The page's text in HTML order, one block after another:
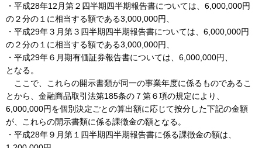
・平成28年12月第２四半期四半期報告書については、6,000,000円
の２分の１に相当する額である3,000,000円、
・平成29年３月第３四半期四半期報告書については、6,000,000円
の２分の１に相当する額である3,000,000円、
・平成29年６月期有価証券報告書については、6,000,000円、
となる。
ここで、これらの開示書類が同一の事業年度に係るものであるこ
とから、金融商品取引法第185条の７第６項の規定により、
6,000,000円を個別決定ごとの算出額に応じて按分した下記の金額
が、これらの開示書類に係る課徴金の額となる。
・平成28年９月第１四半期四半期報告書に係る課徴金の額は、